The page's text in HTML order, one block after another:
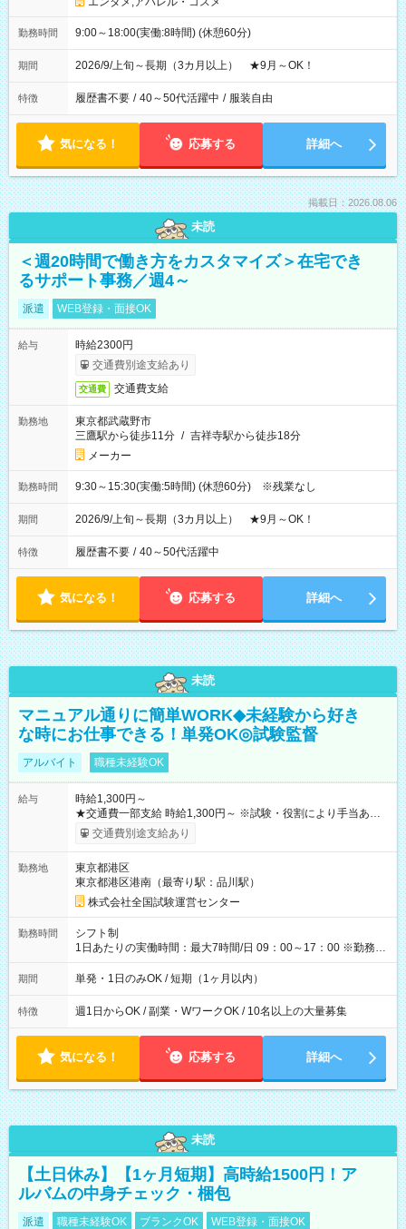
勤務時間 9:00～18:00(実働:8時間) (休憩60分)
期間 2026/9/上旬～長期（3カ月以上） ★9月～OK！
特徴 履歴書不要 / 40～50代活躍中 / 服装自由
気になる！ 応募する 詳細へ
掲載日：2026.08.06
未読
＜週20時間で働き方をカスタマイズ＞在宅でき
るサポート事務／週4～
派遣 WEB登録・面接OK
給与
時給2300円
交通費別途支給あり
交通費 交通費支給
勤務地
東京都武蔵野市
三鷹駅から徒歩11分 / 吉祥寺駅から徒歩18分
メーカー
勤務時間 9:30～15:30(実働:5時間) (休憩60分) ※残業なし
期間 2026/9/上旬～長期（3カ月以上） ★9月～OK！
特徴 履歴書不要 / 40～50代活躍中
気になる！ 応募する 詳細へ
未読
マニュアル通りに簡単WORK◆未経験から好き
な時にお仕事できる！単発OK◎試験監督
アルバイト 職種未経験OK
給与
時給1,300円～
★交通費一部支給 時給1,300円～ ※試験・役割により手当あり
※勤務回数により昇給あり 【即給（前払い）オプションあ
り！】 希望される場合、勤務から1週間ほどで給与の一部を受け
例】 ・河合塾模擬試験 8:30～17:30（休憩1時間） 時給1,300円
×8時間＝日収10,400円＋交通費 ※当日の役割により時給＋100
円の場合あり ・国家試験 7:00～13:30（休憩なし） 時給1,300
円（役割手当＋100円）×6時間＝日収8,400円＋交通費 【試用期
間】試用期間なし
交通費別途支給あり
勤務地
東京都港区
東京都港区港南（最寄り駅：品川駅）
株式会社全国試験運営センター
勤務時間
シフト制
1日あたりの実働時間：最大7時間/日 09：00～17：00 ※勤務時
間は 試験により異なります。
期間 単発・1日のみOK / 短期（1ヶ月以内）
特徴 週1日からOK / 副業・WワークOK / 10名以上の大量募集
気になる！ 応募する 詳細へ
未読
【土日休み】【1ヶ月短期】高時給1500円！ア
ルバムの中身チェック・梱包
派遣 職種未経験OK ブランクOK WEB登録・面接OK